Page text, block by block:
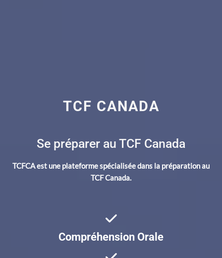
TCF CANADA
Se préparer au TCF Canada
TCFCA est une plateforme spécialisée dans la préparation au
TCF Canada.
Compréhension Orale